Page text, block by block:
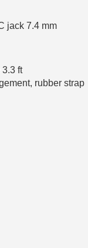
jack 7.4 mm
ft
rubber strap